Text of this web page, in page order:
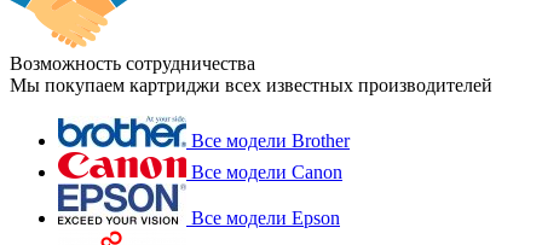
Возможность сотрудничества
Мы покупаем картриджи всех известных производителей
Все модели Brother
Все модели Canon
Все модели Epson